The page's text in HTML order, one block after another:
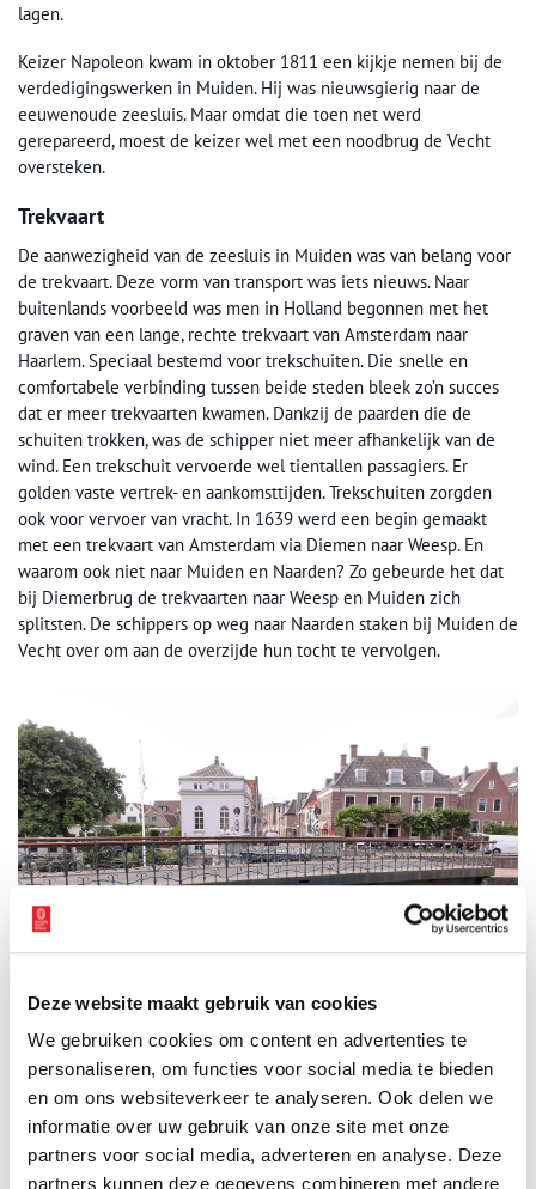
Deze website maakt gebruik van cookies
We gebruiken cookies om content en advertenties te
personaliseren, om functies voor social media te bieden
en om ons websiteverkeer te analyseren. Ook delen we
informatie over uw gebruik van onze site met onze
partners voor social media, adverteren en analyse. Deze
partners kunnen deze gegevens combineren met andere
lagen.
Keizer Napoleon kwam in oktober 1811 een kijkje nemen bij de
verdedigingswerken in Muiden. Hij was nieuwsgierig naar de
eeuwenoude zeesluis. Maar omdat die toen net werd
gerepareerd, moest de keizer wel met een noodbrug de Vecht
oversteken.
Trekvaart
De aanwezigheid van de zeesluis in Muiden was van belang voor
de trekvaart. Deze vorm van transport was iets nieuws. Naar
buitenlands voorbeeld was men in Holland begonnen met het
graven van een lange, rechte trekvaart van Amsterdam naar
Haarlem. Speciaal bestemd voor trekschuiten. Die snelle en
comfortabele verbinding tussen beide steden bleek zo’n succes
dat er meer trekvaarten kwamen. Dankzij de paarden die de
schuiten trokken, was de schipper niet meer afhankelijk van de
wind. Een trekschuit vervoerde wel tientallen passagiers. Er
golden vaste vertrek- en aankomsttijden. Trekschuiten zorgden
ook voor vervoer van vracht. In 1639 werd een begin gemaakt
met een trekvaart van Amsterdam via Diemen naar Weesp. En
waarom ook niet naar Muiden en Naarden? Zo gebeurde het dat
bij Diemerbrug de trekvaarten naar Weesp en Muiden zich
splitsten. De schippers op weg naar Naarden staken bij Muiden de
Vecht over om aan de overzijde hun tocht te vervolgen.
Brug van de Grote Zeesluis in Muiden. Foto: Gouwenaar, 2012 (publiek domein).
Gooische Moordenaar
Al die scheepvaart zorgde voor de nodige levendigheid in